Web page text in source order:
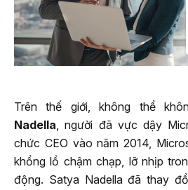
Trên thế giới, không thể
Nadella, người đã vực dậy
chức CEO vào năm 2014,
khổng lồ chậm chạp, lỡ nhịp
động. Satya Nadella đã thay